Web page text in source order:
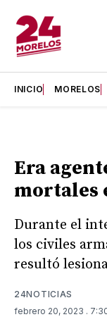
INICIO MORELOS
Era
mortales
Durante el
los civiles
resultó
24NOTICIAS
febrero 20, 2023 .